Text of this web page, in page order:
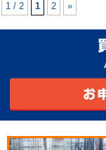
1 / 2 1 2 »